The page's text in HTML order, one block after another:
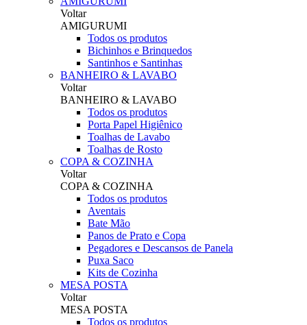
Voltar
AMIGURUMI
Todos os produtos
Bichinhos e Brinquedos
Santinhos e Santinhas
BANHEIRO & LAVABO
Voltar
BANHEIRO & LAVABO
Todos os produtos
Porta Papel Higiênico
Toalhas de Lavabo
Toalhas de Rosto
COPA & COZINHA
Voltar
COPA & COZINHA
Todos os produtos
Aventais
Bate Mão
Panos de Prato e Copa
Pegadores e Descansos de Panela
Puxa Saco
Kits de Cozinha
MESA POSTA
Voltar
MESA POSTA
Todos os produtos